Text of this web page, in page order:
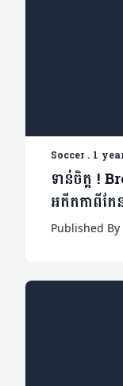
Soccer. 1
ទាន់ចិត្ត !
អតីតកាពីតែ
ពេល២ឆ្នាំ(ម
Published